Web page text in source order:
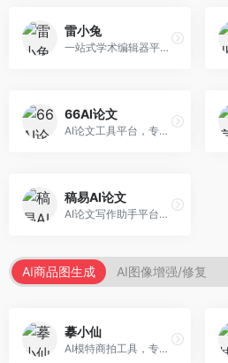
雷小兔
一站式学术编辑器平台，覆盖论文写作全流程。面向高校学生和科研人员，提供选题分析、文献检索、论文生成、查重降重等服务，操作流程清晰，学术写作效率显著提升。
66AI论文
AI论文工具平台，专注于高质量低查重论文生成。面向大学生和研究生，提供论文写作、降重修改等服务，生成内容原创度高，查重率低。
稿易AI论文
AI论文写作助手平台，提供智能化学术写作支持。面向高校学生，支持多种论文类型生成，提供参考文献管理和格式规范服务，操作流程简单。
AI商品图生成 AI图像增强/修复
摹小仙
AI模特商拍工具，专注于服装电商。面向服装电商卖家，提供虚拟模特试穿、商品展示图生成等服务，模特形象多样，拍摄成本低。